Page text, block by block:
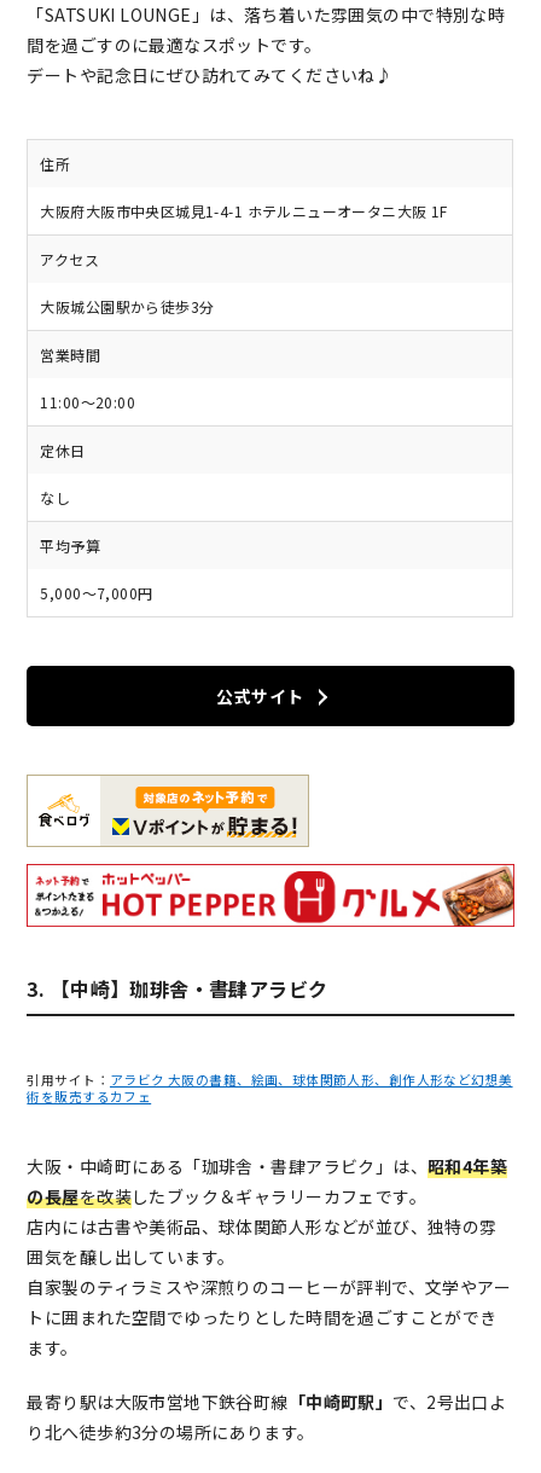
「SATSUKI LOUNGE」は、落ち着いた雰囲気の中で特別な時
間を過ごすのに最適なスポットです。
デートや記念日にぜひ訪れてみてくださいね♪
住所
大阪府大阪市中央区城見1-4-1 ホテルニューオータニ大阪 1F
アクセス
大阪城公園駅から徒歩3分
営業時間
11:00～20:00
定休日
なし
平均予算
5,000～7,000円
公式サイト
3. 【中崎】珈琲舎・書肆アラビク
引用サイト： アラビク 大阪の書籍、絵画、球体関節人形、創作人形など幻想美
術を販売するカフェ
大阪・中崎町にある「珈琲舎・書肆アラビク」は、昭和4年築
の長屋を改装したブック＆ギャラリーカフェです。
店内には古書や美術品、球体関節人形などが並び、独特の雰
囲気を醸し出しています。
自家製のティラミスや深煎りのコーヒーが評判で、文学やアー
トに囲まれた空間でゆったりとした時間を過ごすことができ
ます。
最寄り駅は大阪市営地下鉄谷町線 「中崎町駅」 で、2号出口よ
り北へ徒歩約3分の場所にあります。